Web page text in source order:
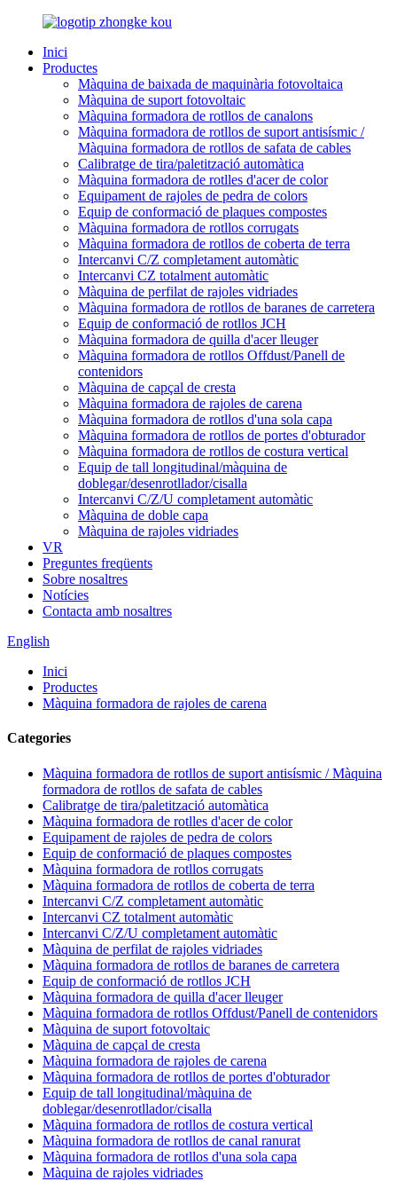
Inici
Productes
Màquina de baixada de maquinària fotovoltaica
Màquina de suport fotovoltaic
Màquina formadora de rotllos de canalons
Màquina formadora de rotllos de suport antisísmic /
Màquina formadora de rotllos de safata de cables
Calibratge de tira/paletització automàtica
Màquina formadora de rotlles d'acer de color
Equipament de rajoles de pedra de colors
Equip de conformació de plaques compostes
Màquina formadora de rotllos corrugats
Màquina formadora de rotllos de coberta de terra
Intercanvi C/Z completament automàtic
Intercanvi CZ totalment automàtic
Màquina de perfilat de rajoles vidriades
Màquina formadora de rotllos de baranes de carretera
Equip de conformació de rotllos JCH
Màquina formadora de quilla d'acer lleuger
Màquina formadora de rotllos Offdust/Panell de
contenidors
Màquina de capçal de cresta
Màquina formadora de rajoles de carena
Màquina formadora de rotllos d'una sola capa
Màquina formadora de rotllos de portes d'obturador
Màquina formadora de rotllos de costura vertical
Equip de tall longitudinal/màquina de
doblegar/desenrotllador/cisalla
Intercanvi C/Z/U completament automàtic
Màquina de doble capa
Màquina de rajoles vidriades
VR
Preguntes freqüents
Sobre nosaltres
Notícies
Contacta amb nosaltres
English
Inici
Productes
Màquina formadora de rajoles de carena
Categories
Màquina formadora de rotllos de suport antisísmic / Màquina
formadora de rotllos de safata de cables
Calibratge de tira/paletització automàtica
Màquina formadora de rotlles d'acer de color
Equipament de rajoles de pedra de colors
Equip de conformació de plaques compostes
Màquina formadora de rotllos corrugats
Màquina formadora de rotllos de coberta de terra
Intercanvi C/Z completament automàtic
Intercanvi CZ totalment automàtic
Intercanvi C/Z/U completament automàtic
Màquina de perfilat de rajoles vidriades
Màquina formadora de rotllos de baranes de carretera
Equip de conformació de rotllos JCH
Màquina formadora de quilla d'acer lleuger
Màquina formadora de rotllos Offdust/Panell de contenidors
Màquina de suport fotovoltaic
Màquina de capçal de cresta
Màquina formadora de rajoles de carena
Màquina formadora de rotllos de portes d'obturador
Equip de tall longitudinal/màquina de
doblegar/desenrotllador/cisalla
Màquina formadora de rotllos de costura vertical
Màquina formadora de rotllos de canal ranurat
Màquina formadora de rotllos d'una sola capa
Màquina de rajoles vidriades